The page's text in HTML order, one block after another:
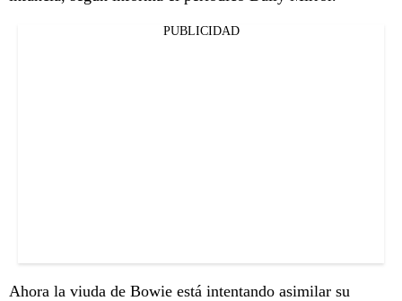
PUBLICIDAD
Ahora la viuda de Bowie está intentando asimilar su